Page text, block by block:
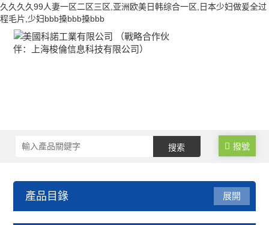
久久久久99人妻一区二区三区,亚洲欧美日韩综合一区,日本少妇做爰全过
程毛片,少妇bbb搡bbb搡bbb
撥號
產品目錄 展開